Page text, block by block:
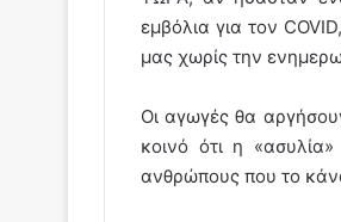
εμβόλια για τον
μας χωρίς την
Οι αγωγές θα
κοινό ότι η
ανθρώπους που το